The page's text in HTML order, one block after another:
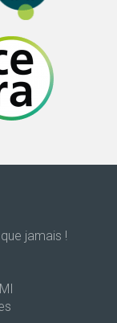
jamais !